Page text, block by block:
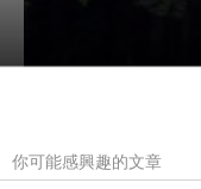
你可能感興趣的文章